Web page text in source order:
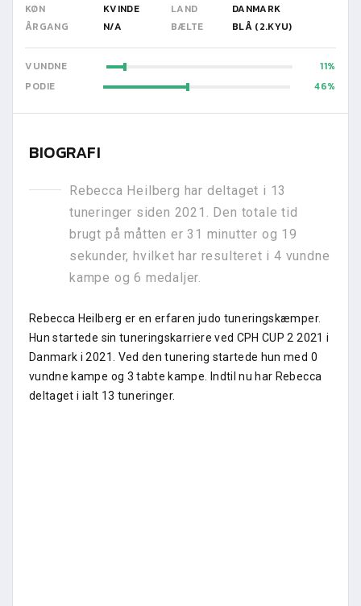
KØN KVINDE LAND
DANMARK
ÅRGANG
N/A BÆLTE BLÅ (2.KYU)
VUNDNE
11
PODIE
46
BIOGRAFI
Rebecca Heilberg har deltaget i 13
tuneringer siden 2021. Den totale tid
brugt på måtten er 31 minutter og 19
sekunder, hvilket har resulteret i 4 vundne
kampe og 6 medaljer.
Rebecca Heilberg er en erfaren judo tuneringskæmper.
Hun startede sin tuneringskarriere ved CPH CUP 2 2021 i
Danmark i 2021. Ved den tunering startede hun med 0
vundne kampe og 3 tabte kampe. Indtil nu har Rebecca
deltaget i ialt 13 tuneringer.